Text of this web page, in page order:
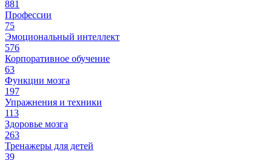
881
Профессии
75
Эмоциональный интеллект
576
Корпоративное обучение
63
Функции мозга
197
Упражнения и техники
113
Здоровье мозга
263
Тренажеры для детей
39